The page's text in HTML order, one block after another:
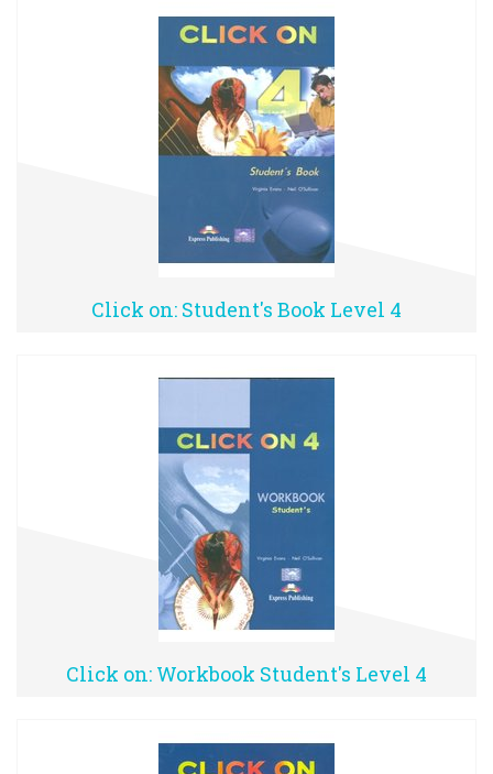
Click on: Student's Book Level 4
Click on: Workbook Student's Level 4